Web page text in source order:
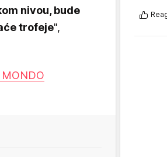
nivou, bude
trofeje",
MONDO